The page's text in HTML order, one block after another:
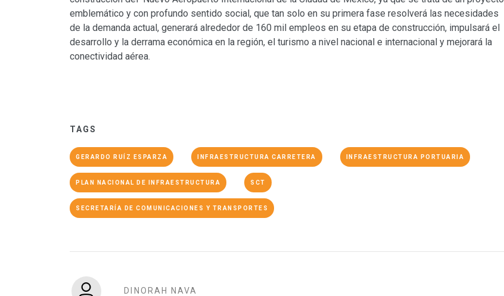
emblemático y con profundo sentido social, que tan solo en su primera fase resolverá las necesidades
de la demanda actual, generará alrededor de 160 mil empleos en su etapa de construcción, impulsará el
desarrollo y la derrama económica en la región, el turismo a nivel nacional e internacional y mejorará la
conectividad aérea.
TAGS
GERARDO RUÍZ ESPARZA INFRAESTRUCTURA CARRETERA INFRAESTRUCTURA PORTUARIA
PLAN NACIONAL DE INFRAESTRUCTURA SCT
SECRETARÍA DE COMUNICACIONES Y TRANSPORTES
DINORAH NAVA